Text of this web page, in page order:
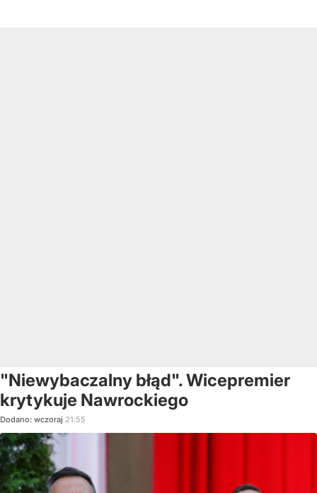
"Niewybaczalny błąd". Wicepremier
krytykuje Nawrockiego
Dodano: wczoraj 21:55